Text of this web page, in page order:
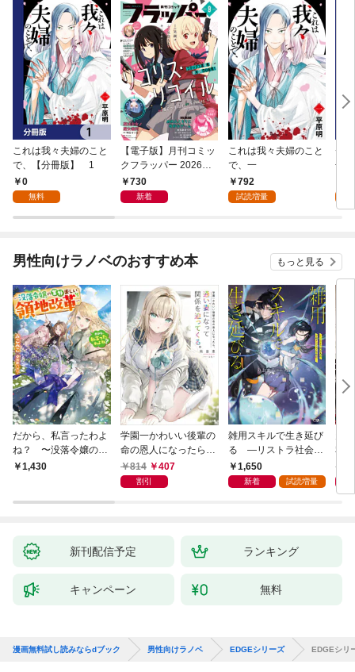
これは我々夫婦のこと
で、【分冊版】 1
0
無料
【電子版】月刊コミッ
クフラッパー 2026年9
月号730
新着
これは我々夫婦のこと
で、一
792
試読増量
チ
冊
男性向けラノベのおすすめ本 もっと見る
だから、私言ったわよ
ね？ 〜没落令嬢の案
外楽しい領地改革〜
1,430
学園一かわいい後輩の
命の恩人になったら、
通い妻になって関係を
迫ってくる。
814 407
割引
雑用スキルで生き延び
る —リストラ社会人
のソロダンジョン攻略
記—
1,650
新着 試読増量
私
戻
し
新刊配信予定 ランキング
キャンペーン 無料
漫画無料試し読みならdブック 男性向けラノベ EDGEシリーズ EDGEシリ